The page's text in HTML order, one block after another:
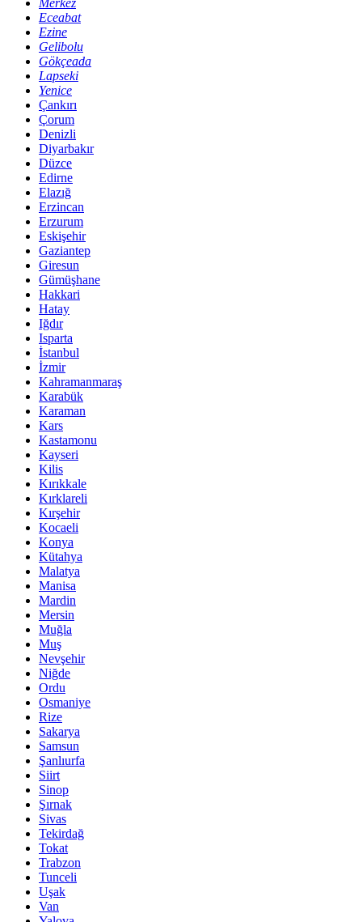
Eceabat
Ezine
Gelibolu
Gökçeada
Lapseki
Yenice
Çankırı
Çorum
Denizli
Diyarbakır
Düzce
Edirne
Elazığ
Erzincan
Erzurum
Eskişehir
Gaziantep
Giresun
Gümüşhane
Hakkari
Hatay
Iğdır
Isparta
İstanbul
İzmir
Kahramanmaraş
Karabük
Karaman
Kars
Kastamonu
Kayseri
Kilis
Kırıkkale
Kırklareli
Kırşehir
Kocaeli
Konya
Kütahya
Malatya
Manisa
Mardin
Mersin
Muğla
Muş
Nevşehir
Niğde
Ordu
Osmaniye
Rize
Sakarya
Samsun
Şanlıurfa
Siirt
Sinop
Şırnak
Sivas
Tekirdağ
Tokat
Trabzon
Tunceli
Uşak
Van